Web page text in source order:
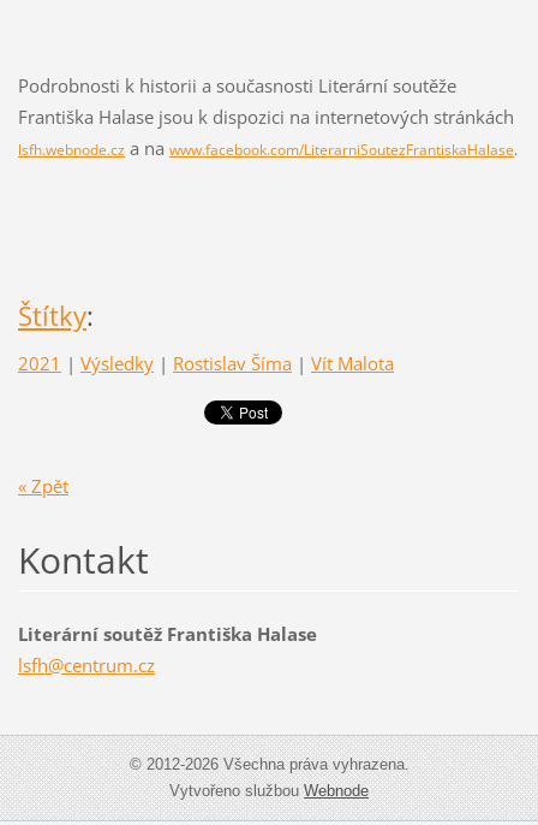
Podrobnosti k historii a současnosti Literární soutěže
Františka Halase jsou k dispozici na internetových stránkách
lsfh.webnode.cz a na www.facebook.com/LiterarniSoutezFrantiskaHalase.
Štítky:
2021 | Výsledky | Rostislav Šíma | Vít Malota
« Zpět
Kontakt
Literární soutěž Františka Halase
lsfh@centrum.cz
© 2012-2026 Všechna práva vyhrazena.
Vytvořeno službouWebnode